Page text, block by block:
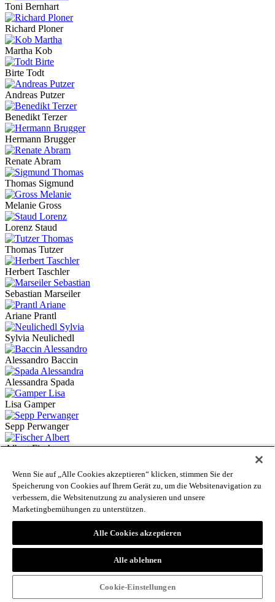
Toni Bernhart
Richard Ploner
Martha Kob
Birte Todt
Andreas Putzer
Benedikt Terzer
Hermann Brugger
Renate Abram
Thomas Sigmund
Melanie Gross
Lorenz Staud
Thomas Tutzer
Herbert Taschler
Sebastian Marseiler
Ariane Prantl
Sylvia Neulichedl
Alessandro Baccin
Alessandra Spada
Lisa Gamper
Sepp Perwanger
Albert Fischer
Siegfried Sauermoser
Birgit Mair am Tinkhof
Andreas Kofler
Wenn Sie auf „Alle Cookies akzeptieren“ klicken, stimmen Sie der
Speicherung von Cookies auf Ihrem Gerät zu, um die Websitenavigation zu
verbessern, die Websitenutzung zu analysieren und unsere
Marketingbemühungen zu unterstützen.
Alle Cookies akzeptieren
Alle ablehnen
Cookie-Einstellungen